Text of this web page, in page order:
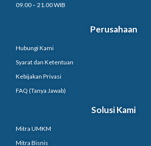
09.00 – 21.00 WIB
Perusahaan
Hubungi Kami
Syarat dan Ketentuan
Kebijakan Privasi
FAQ (Tanya Jawab)
Solusi Kami
Mitra UMKM
Mitra Bisnis